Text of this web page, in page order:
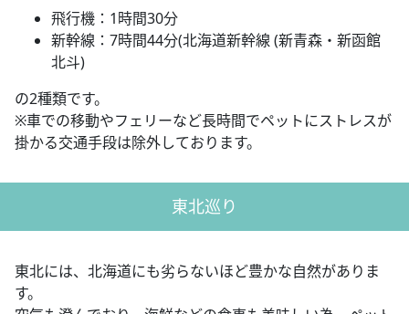
飛行機：1時間30分
新幹線：7時間44分(北海道新幹線 (新青森・新函館
北斗)
の2種類です。
※車での移動やフェリーなど長時間でペットにストレスが
掛かる交通手段は除外しております。
東北巡り
東北には、北海道にも劣らないほど豊かな自然がありま
す。